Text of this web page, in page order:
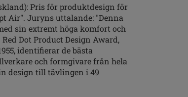
Pris för produktdesign för
Air". Juryns uttalande: "Denna
sin extremt höga komfort och
Dot Product Design Award,
identifierar de bästa
och formgivare från hela
design till tävlingen i 49